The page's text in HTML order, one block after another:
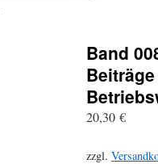
Band
20,30 €
zzgl.